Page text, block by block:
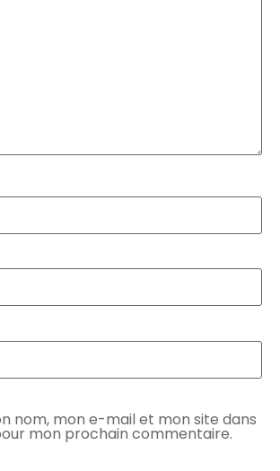
nom, mon e-mail et mon site dans
mon prochain commentaire.